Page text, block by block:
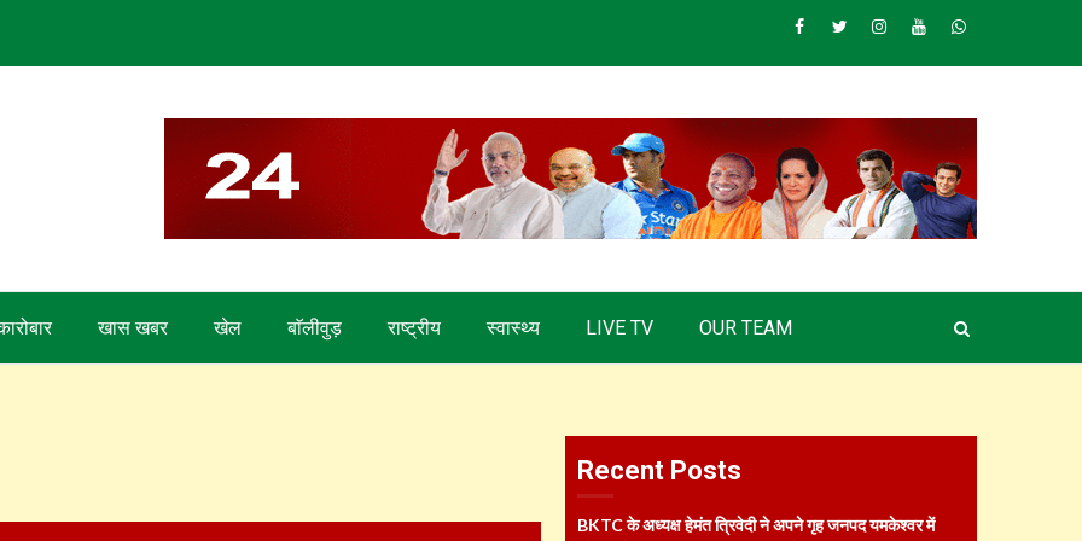
Facebook
TwitterInstagram
YoutubeWhatsapp
खास खबर खेल बाॅलीवुड़ राष्ट्रीय स्वास्थ्य LIVE TV OUR TEAM
Recent Posts
BKTC के अध्यक्ष हेमंत त्रिवेदी ने अपने गृह जनपद यमकेश्वर में